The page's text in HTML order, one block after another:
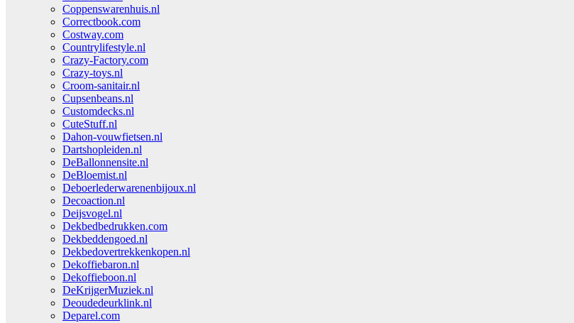
Coppenswarenhuis.nl
Correctbook.com
Costway.com
Countrylifestyle.nl
Crazy-Factory.com
Crazy-toys.nl
Croom-sanitair.nl
Cupsenbeans.nl
Customdecks.nl
CuteStuff.nl
Dahon-vouwfietsen.nl
Dartshopleiden.nl
DeBallonnensite.nl
DeBloemist.nl
Deboerlederwarenenbijoux.nl
Decoaction.nl
Deijsvogel.nl
Dekbedbedrukken.com
Dekbeddengoed.nl
Dekbedovertrekkenkopen.nl
Dekoffiebaron.nl
Dekoffieboon.nl
DeKrijgerMuziek.nl
Deoudedeurklink.nl
Deparel.com